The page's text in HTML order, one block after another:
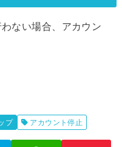
ない場合、アカウン
プ アカウント停止